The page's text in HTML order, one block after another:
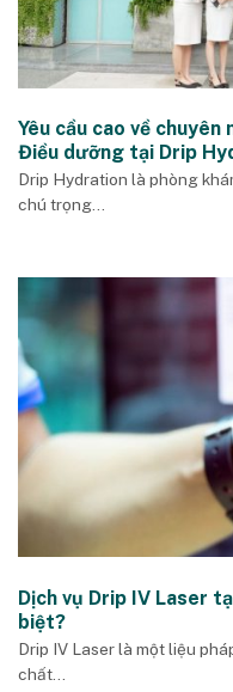
Yêu cầu cao về chuyên
Điều dưỡng tại Drip
Drip Hydration là phòng
chú trọng...
Dịch vụ Drip IV Laser
biệt?
Drip IV Laser là một liệu
chất...